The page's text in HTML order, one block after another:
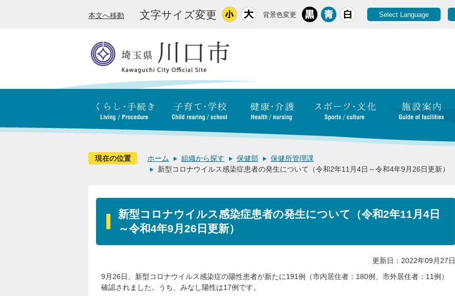
本文へ移動 文字サイズ変更 背景色変更 Select Language
現在の位置 ホーム 組織から探す 保健部
保健所管理課
新型コロナウイルス感染症患者の発生について（令和2年11月4日～令和4年9月26日更新）
新型コロナウイルス感染症患者の発生について（令和2年11月4日
～令和4年9月26日更新）
更新日：2022年09月27日
9月26日、新型コロナウイルス感染症の陽性患者が新たに191例（市内居住者：180例、市外居住者：11例）
確認されました。うち、みなし陽性は17例です。